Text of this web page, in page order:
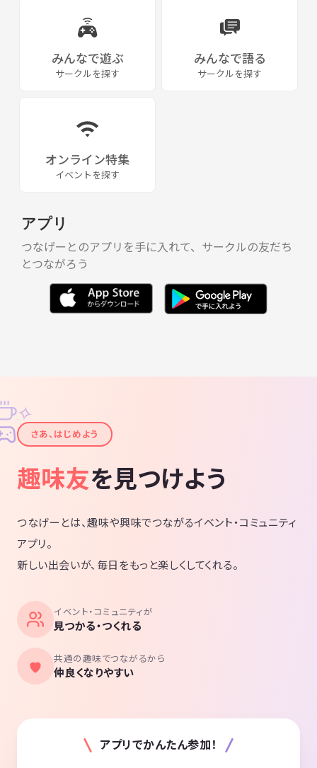
みんなで遊ぶ
サークルを探す
みんなで語る
サークルを探す
オンライン特集
イベントを探す
アプリ
つなげーとのアプリを手に入れて、サークルの友だち
とつながろう
✦
✧
さあ、はじめよう
趣味友を見つけよう
つなげーとは、趣味や興味でつながるイベント・コミュニティ
アプリ。
新しい出会いが、毎日をもっと楽しくしてくれる。
イベント・コミュニティが
見つかる・つくれる
共通の趣味でつながるから
仲良くなりやすい
アプリでかんたん参加！